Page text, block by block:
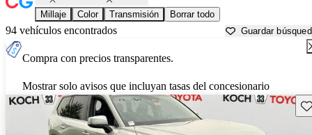
Millaje Color Transmisión Borrar todo
94 vehículos encontrados Guardar
Compra con precios transparentes.
Mostrar solo avisos que incluyan tasas del concesionario